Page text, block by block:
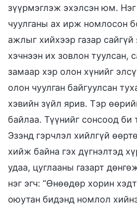
зүүрмэглэж эхэлсэн юм.
чуулганы ах ирж номлосон
ажлыг хийхээр газар сайгүй
хэчнээн их зовлон туулсан,
замаар хэр олон хүнийг
олон чуулган байгуулсан
хэвийн зүйл ярив. Тэр
байлаа. Түүнийг сонсоод би
Эзэнд гэрчлэл хийлгүй
хийж байна гэх дүгнэлтэд
удаа, цуглааны газарт
нэг эгч: “Өнөөдөр хорин
оюутан бидэнд номлол